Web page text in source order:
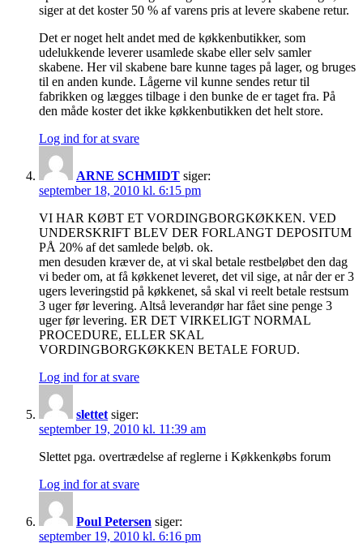
siger at det koster 50 % af varens pris at levere skabene retur.
Det er noget helt andet med de køkkenbutikker, som
udelukkende leverer usamlede skabe eller selv samler
skabene. Her vil skabene bare kunne tages på lager, og bruges
til en anden kunde. Lågerne vil kunne sendes retur til
fabrikken og lægges tilbage i den bunke de er taget fra. På
den måde koster det ikke køkkenbutikken det helt store.
Log ind for at svare
ARNE SCHMIDT siger:
september 18, 2010 kl. 6:15 pm
VI HAR KØBT ET VORDINGBORGKØKKEN. VED
UNDERSKRIFT BLEV DER FORLANGT DEPOSITUM
PÅ 20% af det samlede beløb. ok.
men desuden kræver de, at vi skal betale restbeløbet den dag
vi beder om, at få køkkenet leveret, det vil sige, at når der er 3
ugers leveringstid på køkkenet, så skal vi reelt betale restsum
3 uger før levering. Altså leverandør har fået sine penge 3
uger før levering. ER DET VIRKELIGT NORMAL
PROCEDURE, ELLER SKAL
VORDINGBORGKØKKEN BETALE FORUD.
Log ind for at svare
slettet siger:
september 19, 2010 kl. 11:39 am
Slettet pga. overtrædelse af reglerne i Køkkenkøbs forum
Log ind for at svare
Poul Petersen siger:
september 19, 2010 kl. 6:16 pm